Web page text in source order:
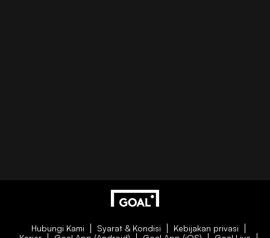
Hubungi Kami Syarat & Kondisi
Kebijakan privasi